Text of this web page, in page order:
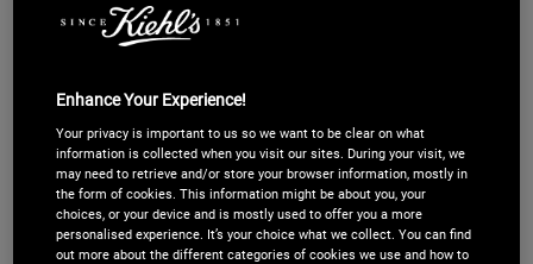
blanches ou couleur chair, sans ouverture visible à la
Si elle n’est pas rapidement prise en charge, votre acné
rétentionnelle peut évoluer vers une forme inflammatoire
plus visible et inconfortable. C’est pourquoi l’idéal reste
d’agir dès cette étape !
L’acné inflammatoire
Enhance Your Experience!
Your privacy is important to us so we want to be clear on what
information is collected when you visit our sites. During your visit, we
may need to retrieve and/or store your browser information, mostly in
the form of cookies. This information might be about you, your
choices, or your device and is mostly used to offer you a more
personalised experience. It’s your choice what we collect. You can find
out more about the different categories of cookies we use and how to